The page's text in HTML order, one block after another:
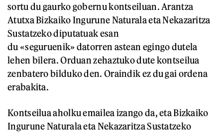
sortu du gaurko gobernu kontseiluan. Arantza
Atutxa Bizkaiko Ingurune Naturala eta Nekazaritza
Sustatzeko diputatuak esan
du «seguruenik» datorren astean egingo dutela
lehen bilera. Orduan zehaztuko dute kontseilua
zenbatero bilduko den. Oraindik ez du gai ordena
erabakita.
Kontseilua aholku emailea izango da, eta Bizkaiko
Ingurune Naturala eta Nekazaritza Sustatzeko